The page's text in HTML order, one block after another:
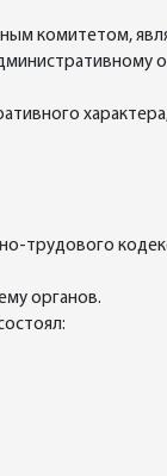
комитетом,
трудового
органов.